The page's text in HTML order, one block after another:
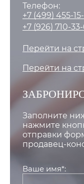
Телефон:
+7 (499) 455-
+7 (926) 710-
Перейти на
Перейти на
Заполните
нажмите
отправки
продавец-
Ваше имя*: